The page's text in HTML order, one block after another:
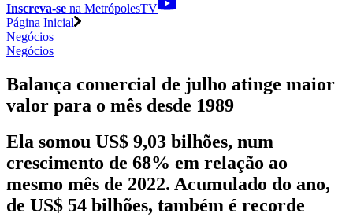
Inscreva-se na MetrópolesTV
Página Inicial
Negócios
Negócios
Balança comercial de julho atinge maior
valor para o mês desde 1989
Ela somou US$ 9,03 bilhões, num
crescimento de 68% em relação ao
mesmo mês de 2022. Acumulado do ano,
de US$ 54 bilhões, também é recorde